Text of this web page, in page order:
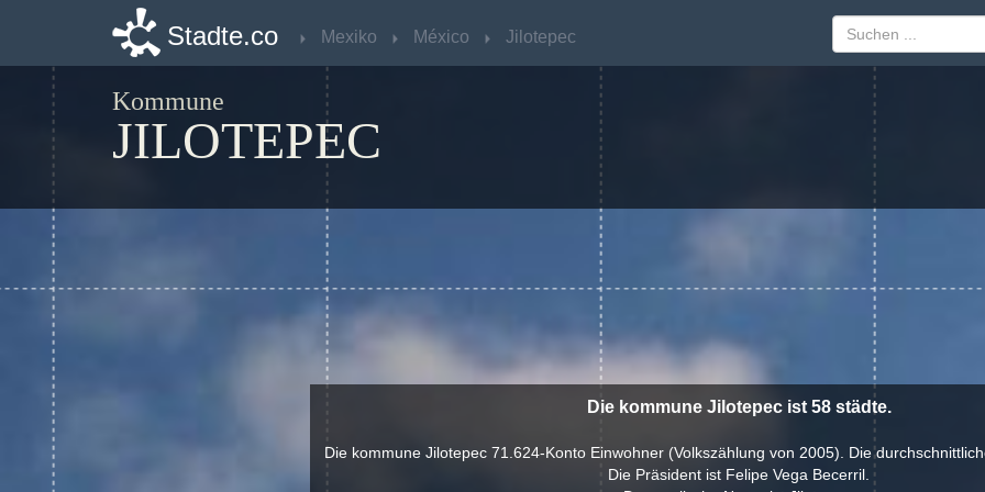
Stadte.co Mexiko México Jilotepec
Kommune
JILOTEPEC
Die kommune Jilotepec ist 58 städte.
Die kommune Jilotepec 71.624-Konto Einwohner (Volkszählung von 2005). Die
Die Präsident ist Felipe Vega Becerril.
Stadte.co Mexiko México Jilotepec